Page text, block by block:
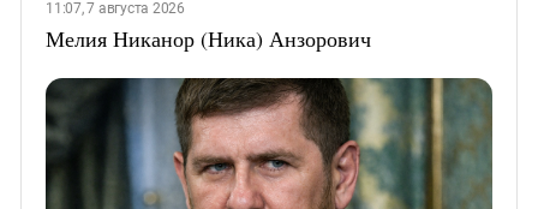
11:07, 7 августа 2026
Мелия Никанор (Ника) Анзорович